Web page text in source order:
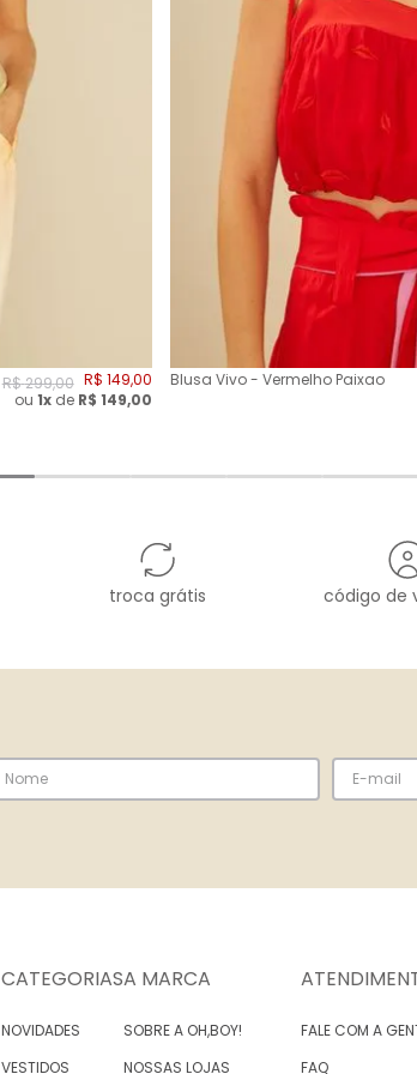
R$299,00 R$ 149,00
ou 1xde R$ 149,00
Blusa Vivo - Vermelho Paixao
troca grátis código de
CATEGORIAS
NOVIDADES
VESTIDOS
A MARCA
SOBRE A OH,BOY!
NOSSAS LOJAS
FALE COM A
FAQ